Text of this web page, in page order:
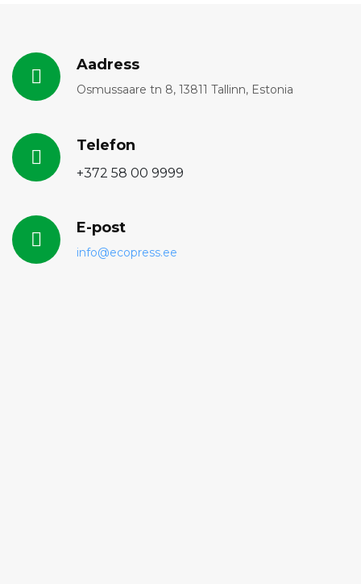
Aadress
Osmussaare tn 8, 13811 Tallinn, Estonia
Telefon
+372 58 00 9999
E-post
info@ecopress.ее